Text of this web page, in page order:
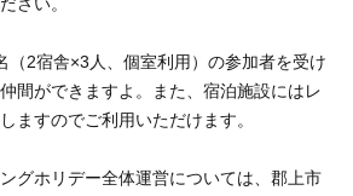
（2宿舎×3人、個室利用）の参加者を受け
間ができますよ。また、宿泊施設にはレ
ますのでご利用いただけます。
グホリデー全体運営については、郡上市